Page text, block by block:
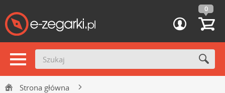
0
Strona główna